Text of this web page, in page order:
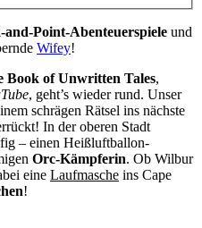
Point-Abenteuerspiele und
Wifey!
Book of Unwritten Tales,
, geht’s wieder rund. Unser
schrägen Rätsel ins nächste
In der oberen Stadt
– einen Heißluftballon-
Orc-Kämpferin. Ob Wilbur
eine Laufmasche ins Cape
!